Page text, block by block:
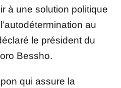
à une solution politique
au
le président du
Bessho.
qui assure la